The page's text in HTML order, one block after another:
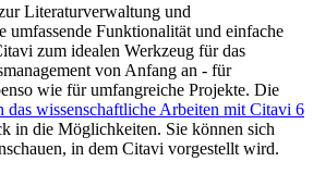
Literaturverwaltung und
umfassende Funktionalität und einfache
zum idealen Werkzeug für das
von Anfang an - für
wie für umfangreiche Projekte. Die
das wissenschaftliche Arbeiten mit Citavi 6
in die Möglichkeiten. Sie können sich
in dem Citavi vorgestellt wird.